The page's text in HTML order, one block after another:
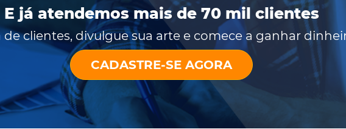
E já atendemos mais de 70 mil clientes
clientes, divulgue sua arte e comece a ganhar
CADASTRE-SE AGORA